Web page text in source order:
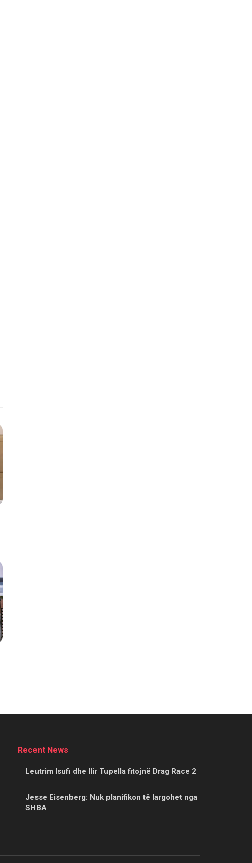
Recent News
Leutrim Isufi dhe Ilir Tupella fitojnë Drag Race 2
Jesse Eisenberg: Nuk planifikon të largohet nga
SHBA